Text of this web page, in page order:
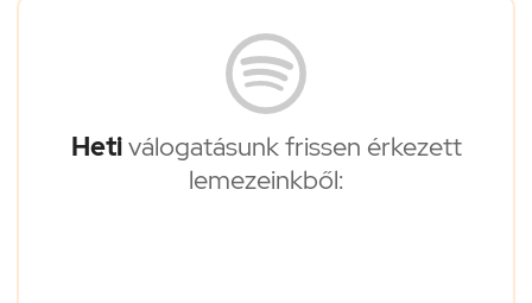
Hetiválogatásunk frissen érkezett
lemezeinkből: